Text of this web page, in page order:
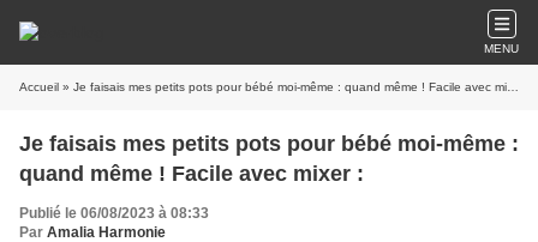
MENU
Accueil » Je faisais mes petits pots pour bébé moi-même : quand même ! Facile avec mixer :
Je faisais mes petits pots pour bébé moi-même :
quand même ! Facile avec mixer :
Publié le 06/08/2023 à 08:33
Par Amalia Harmonie